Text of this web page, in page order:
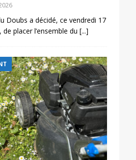
Doubs a décidé, ce vendredi 17
placer l’ensemble du [...]